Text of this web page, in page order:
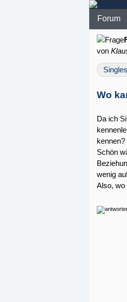
Forum
von
Singles
Wo
Da ich
Schön
wenig
Also, wo